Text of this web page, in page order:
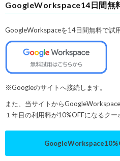
GoogleWorkspace14日間無
GoogleWorkspaceを14日間無料で試
※Googleのサイトへ接続します。
また、当サイトから
１年目の利用料が10%OFFになるクー